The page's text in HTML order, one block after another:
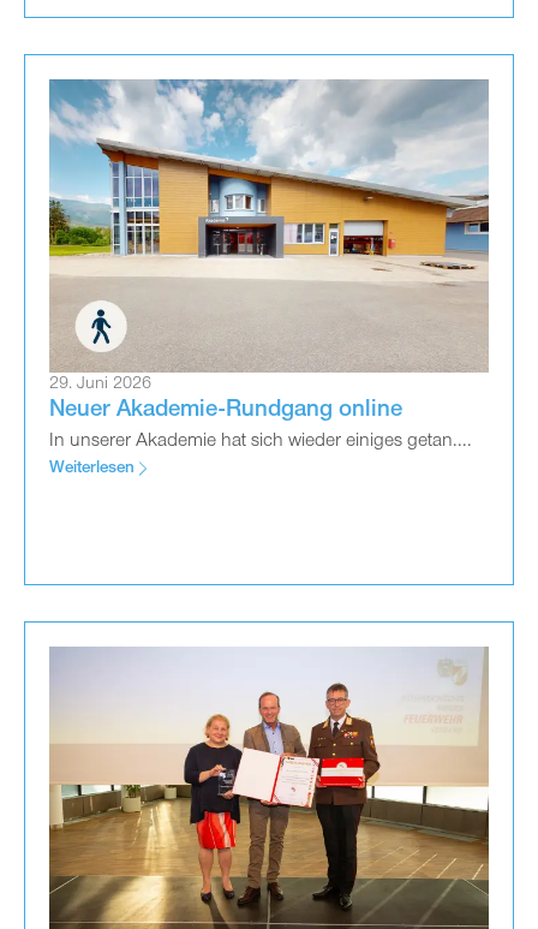
29. Juni 2026
Neuer Akademie-Rundgang online
In unserer Akademie hat sich wieder einiges getan....
Weiterlesen